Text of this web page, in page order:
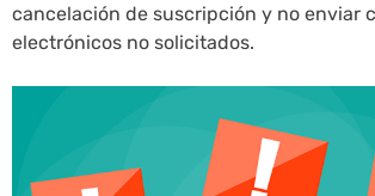
cancelación de suscripción y no enviar
electrónicos no solicitados.